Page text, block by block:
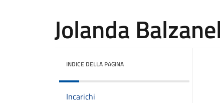
Jolanda
INDICE DELLA PAGINA
Incarichi